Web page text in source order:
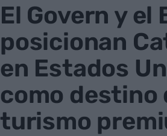
El Govern y el
posicionan
en Estados
como destino
turismo